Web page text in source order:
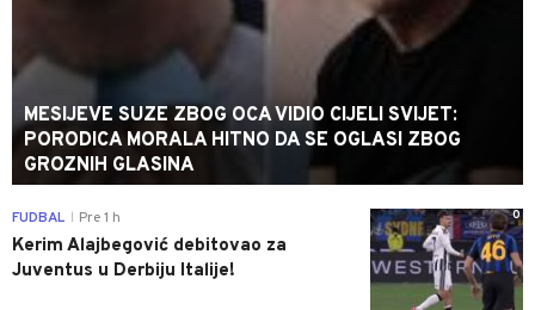
MESIJEVE SUZE ZBOG OCA VIDIO CIJELI SVIJET:
PORODICA MORALA HITNO DA SE OGLASI ZBOG
GROZNIH GLASINA
0
FUDBAL Pre 1 h
Kerim Alajbegović debitovao za
Juventus u Derbiju Italije!